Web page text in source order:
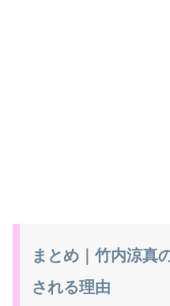
まとめ｜竹内涼真
される理由